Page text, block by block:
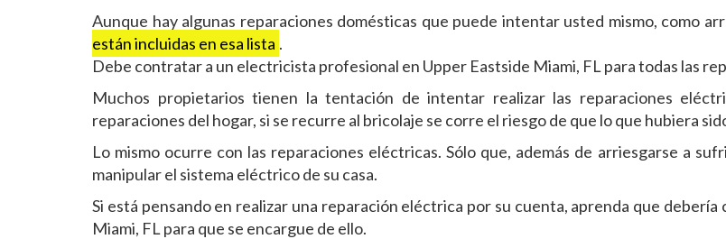
Aunque hay algunas reparaciones domésticas que puede intentar usted mismo, como
están incluidas en esa lista .
Debe contratar a un electricista profesional en Upper Eastside Miami, FL para todas las
Muchos propietarios tienen la tentación de intentar realizar las reparaciones
reparaciones del hogar, si se recurre al bricolaje se corre el riesgo de que lo que hubiera
Lo mismo ocurre con las reparaciones eléctricas. Sólo que, además de arriesgarse a
manipular el sistema eléctrico de su casa.
Si está pensando en realizar una reparación eléctrica por su cuenta, aprenda que
Miami, FL para que se encargue de ello.